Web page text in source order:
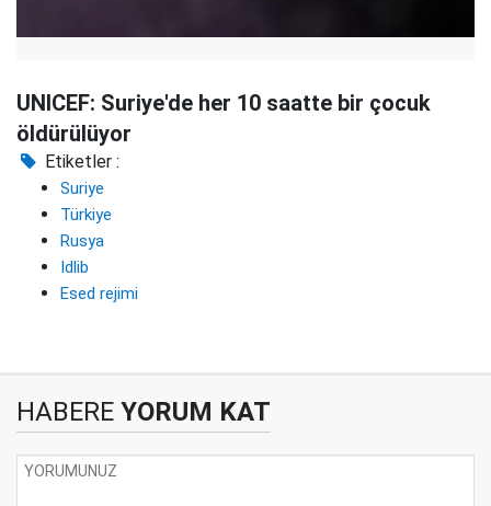
UNICEF: Suriye'de her 10 saatte bir çocuk
öldürülüyor
Etiketler :
Suriye
Türkiye
Rusya
Idlib
Esed rejimi
HABERE YORUM KAT